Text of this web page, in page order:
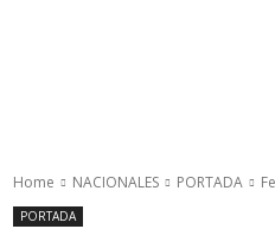
Home NACIONALES PORTADA
PORTADA